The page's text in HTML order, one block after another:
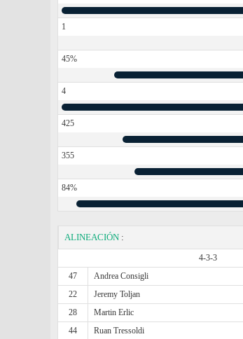
1
45%
4
425
355
84%
ALINEACIÓN :
4-3-3
47
Andrea Consigli
22
Jeremy Toljan
28
Martin Erlic
44
Ruan Tressoldi